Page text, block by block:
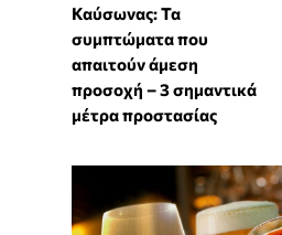
Καύσωνας: Τα
συμπτώματα που
απαιτούν άμεση
προσοχή – 3 σημαντικά
μέτρα προστασίας